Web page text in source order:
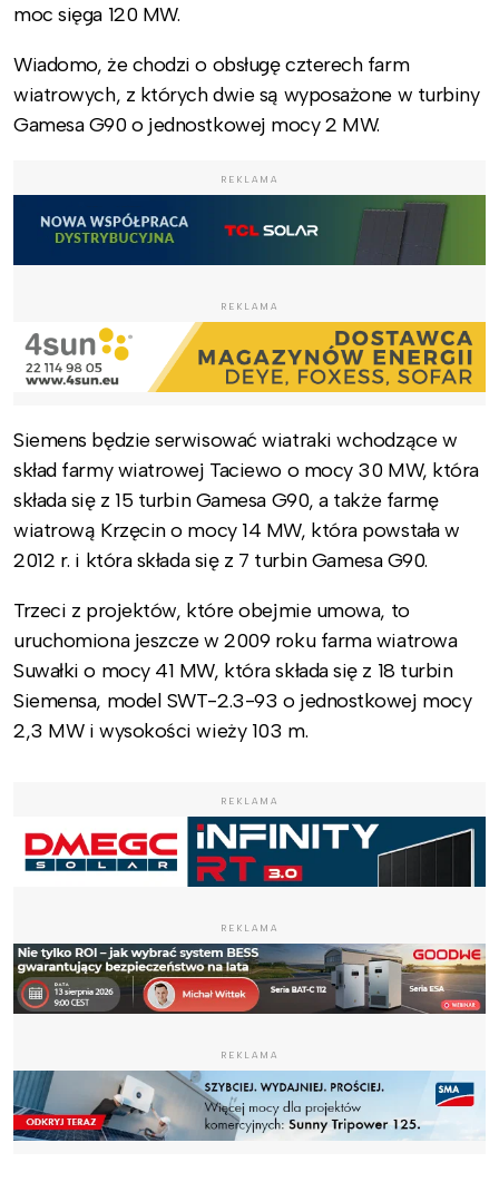
moc sięga 120 MW.
Wiadomo, że chodzi o obsługę czterech farm
wiatrowych, z których dwie są wyposażone w turbiny
Gamesa G90 o jednostkowej mocy 2 MW.
REKLAMA
REKLAMA
Siemens będzie serwisować wiatraki wchodzące w
skład farmy wiatrowej Taciewo o mocy 30 MW, która
składa się z 15 turbin Gamesa G90, a także farmę
wiatrową Krzęcin o mocy 14 MW, która powstała w
2012 r. i która składa się z 7 turbin Gamesa G90.
Trzeci z projektów, które obejmie umowa, to
uruchomiona jeszcze w 2009 roku farma wiatrowa
Suwałki o mocy 41 MW, która składa się z 18 turbin
Siemensa, model SWT-2.3-93 o jednostkowej mocy
2,3 MW i wysokości wieży 103 m.
REKLAMA
REKLAMA
REKLAMA